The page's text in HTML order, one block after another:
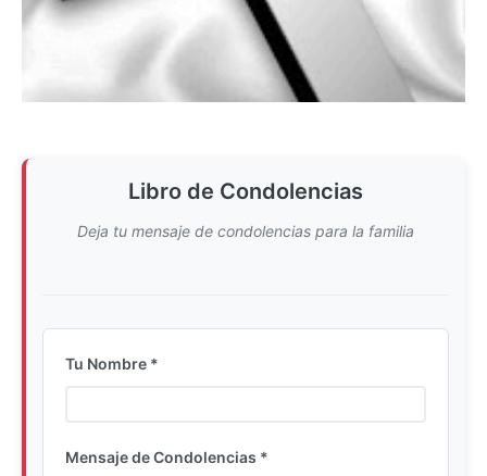
Libro de Condolencias
Deja tu mensaje de condolencias para la familia
Tu Nombre *
Mensaje de Condolencias *